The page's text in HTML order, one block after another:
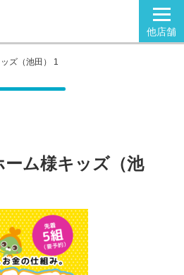
他店舗
ズ（池田） 1
ム様キッズ（池